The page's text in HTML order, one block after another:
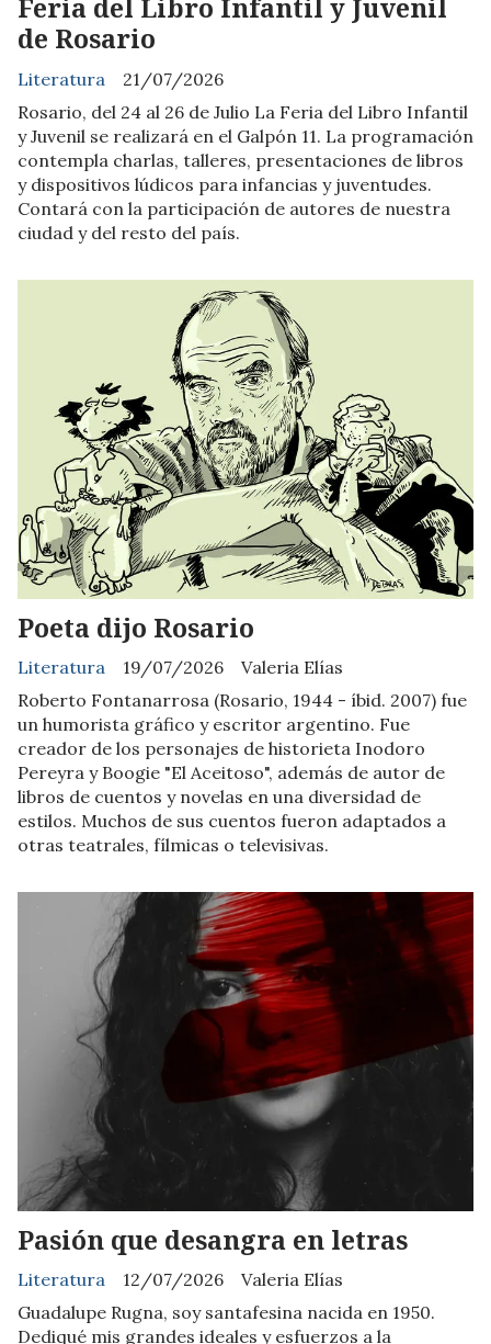
Feria del Libro Infantil y Juvenil
de Rosario
Literatura
21/07/2026
Rosario, del 24 al 26 de Julio La Feria del Libro Infantil
y Juvenil se realizará en el Galpón 11. La programación
contempla charlas, talleres, presentaciones de libros
y dispositivos lúdicos para infancias y juventudes.
Contará con la participación de autores de nuestra
ciudad y del resto del país.
Poeta dijo Rosario
Valeria Elías
Literatura
19/07/2026
Roberto Fontanarrosa (Rosario, 1944 - íbid. 2007) fue
un humorista gráfico y escritor argentino. Fue
creador de los personajes de historieta Inodoro
Pereyra y Boogie "El Aceitoso", además de autor de
libros de cuentos y novelas en una diversidad de
estilos. Muchos de sus cuentos fueron adaptados a
otras teatrales, fílmicas o televisivas.
Pasión que desangra en letras
Valeria Elías
Literatura
12/07/2026
Guadalupe Rugna, soy santafesina nacida en 1950.
Dediqué mis grandes ideales y esfuerzos a la